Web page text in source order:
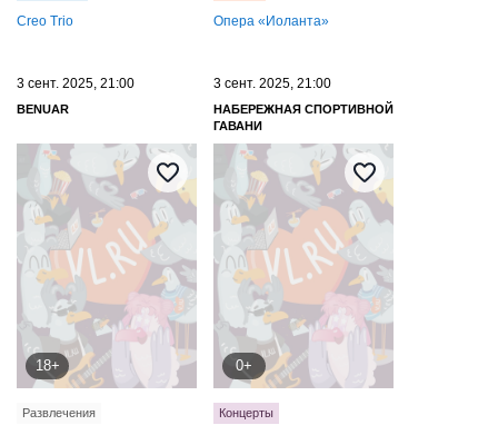
Creo Trio Опера «Иоланта»
3 сент. 2025, 21:00
BENUAR
18+
Развлечения
3 сент. 2025, 21:00
НАБЕРЕЖНАЯ СПОРТИВНОЙ
ГАВАНИ
0+
Концерты